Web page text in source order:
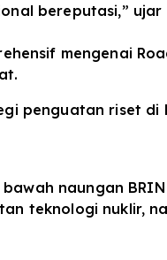
bereputasi,” ujar
mengenai
penguatan riset
naungan
teknologi nuklir,